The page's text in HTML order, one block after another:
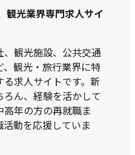
観光業界専門求人サイ
、観光施設、公共交通
観光・旅行業界に特
求人サイトです。新
ん、経験を活かして
年の方の再就職ま
動を応援していま